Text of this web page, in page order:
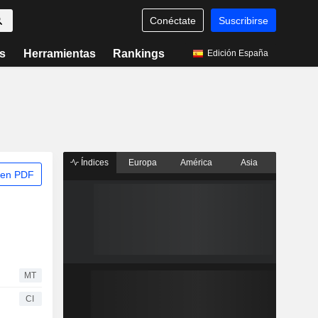
Conéctate Suscribirse
Herramientas Rankings Edición España
PDF
MT
CI
Índices Europa América Asia